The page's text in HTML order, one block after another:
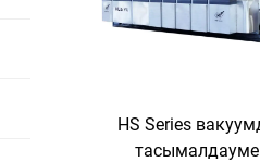
HS Series